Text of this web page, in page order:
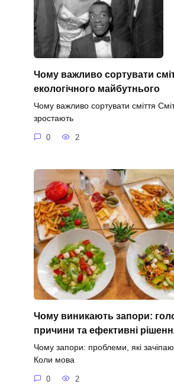
Чому важливо сортувати
екологічного майбутнього
Чому важливо сортувати сміття
зростають
0 2
Чому виникають запори:
причини та ефективні
Чому запори: проблеми, які
Коли мова
0 2